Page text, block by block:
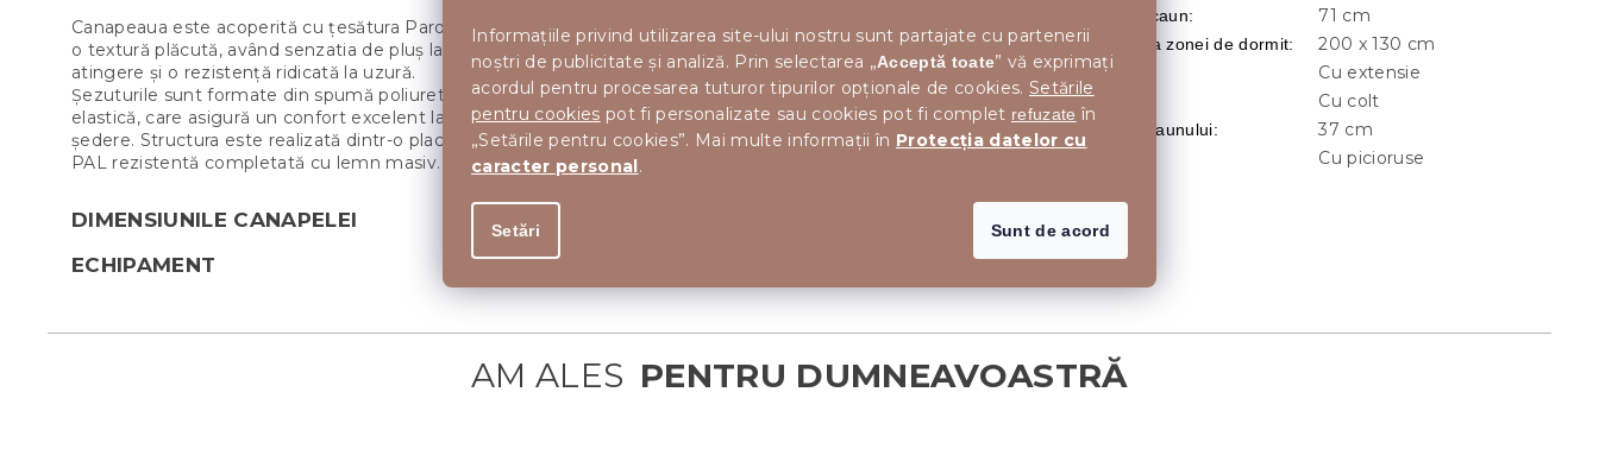
Informațiile privind utilizarea site-ului nostru sunt partajate cu partenerii
noștri de publicitate și analiză. Prin selectarea „Acceptă toate” vă exprimați
acordul pentru procesarea tuturor tipurilor opționale de cookies. Setările
pentru cookies pot fi personalizate sau cookies pot fi complet refuzate în
„Setările pentru cookies”. Mai multe informații în Protecția datelor cu
caracter personal.
Setări Sunt de acord
Canapeaua este acoperită cu țesătura Paros cu
o textură plăcută, având senzatia de pluș la
atingere și o rezistență ridicată la uzură.
Șezuturile sunt formate din spumă poliuretanică
elastică, care asigură un confort excelent la
ședere. Structura este realizată dintr-o placă de
PAL rezistentă completată cu lemn masiv.
DIMENSIUNILE CANAPELEI
ECHIPAMENT
depășirea unui anumit număr de cicluri țesătura prezintă
semne de uzură. Cu cât numărul este mai mare, cu atât
mai bine. Țesătura Paros are o valoare de50.000 de
cicluri. Țesăturile obișnuite din gospodărie au în jur de
20.000 de cicluri .
Adancime scaun: 71 cm
Dimensiunea zonei de dormit: 200 x 130 cm
Extensibila Cu extensie
Forma Cu colt
Inaltimea Scaunului: 37 cm
Cu picioruse